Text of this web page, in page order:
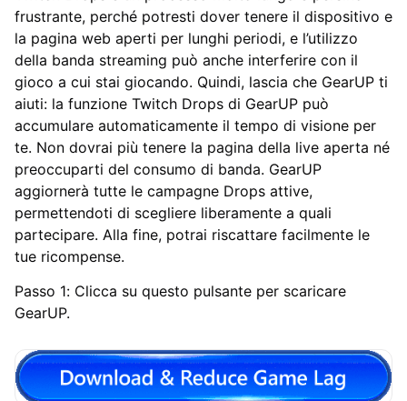
frustrante, perché potresti dover tenere il dispositivo e
la pagina web aperti per lunghi periodi, e l’utilizzo
della banda streaming può anche interferire con il
gioco a cui stai giocando. Quindi, lascia che GearUP ti
aiuti: la funzione Twitch Drops di GearUP può
accumulare automaticamente il tempo di visione per
te. Non dovrai più tenere la pagina della live aperta né
preoccuparti del consumo di banda. GearUP
aggiornerà tutte le campagne Drops attive,
permettendoti di scegliere liberamente a quali
partecipare. Alla fine, potrai riscattare facilmente le
tue ricompense.
Passo 1: Clicca su questo pulsante per scaricare
GearUP.